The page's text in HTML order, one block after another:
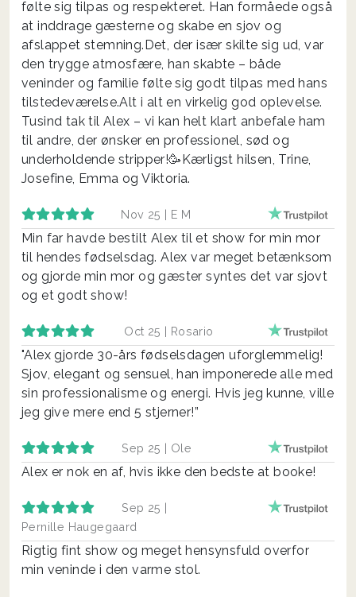
følte sig tilpas og respekteret. Han formåede også
at inddrage gæsterne og skabe en sjov og
afslappet stemning.Det, der især skilte sig ud, var
den trygge atmosfære, han skabte – både
veninder og familie følte sig godt tilpas med hans
tilstedeværelse.Alt i alt en virkelig god oplevelse.
Tusind tak til Alex – vi kan helt klart anbefale ham
til andre, der ønsker en professionel, sød og
underholdende stripper!🥳Kærligst hilsen, Trine,
Josefine, Emma og Viktoria.
Nov 25 | E M
Min far havde bestilt Alex til et show for min mor
til hendes fødselsdag. Alex var meget betænksom
og gjorde min mor og gæster syntes det var sjovt
og et godt show!
Oct 25 | Rosario
"Alex gjorde 30-års fødselsdagen uforglemmelig!
Sjov, elegant og sensuel, han imponerede alle med
sin professionalisme og energi. Hvis jeg kunne, ville
jeg give mere end 5 stjerner!”
Sep 25 | Ole
Alex er nok en af, hvis ikke den bedste at booke!
Sep 25 |
Pernille Haugegaard
Rigtig fint show og meget hensynsfuld overfor
min veninde i den varme stol.